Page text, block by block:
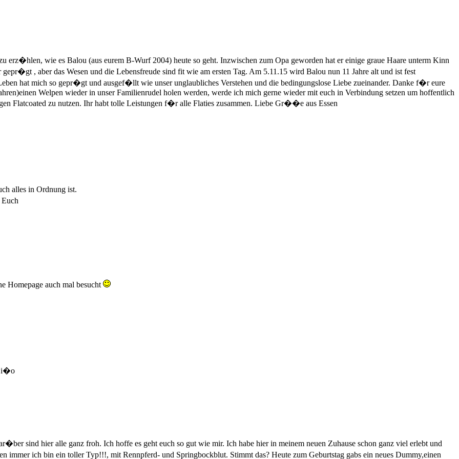
erz�hlen, wie es Balou (aus eurem B-Wurf 2004) heute so geht. Inzwischen zum Opa geworden hat er einige graue Haare unterm Kinn
, aber das Wesen und die Lebensfreude sind fit wie am ersten Tag. Am 5.11.15 wird Balou nun 11 Jahre alt und ist fest
hat mich so gepr�gt und ausgef�llt wie unser unglaubliches Verstehen und die bedingungslose Liebe zueinander. Danke f�r eure
Welpen wieder in unser Familienrudel holen werden, werde ich mich gerne wieder mit euch in Verbindung setzen um hoffentlich
Flatcoated zu nutzen. Ihr habt tolle Leistungen f�r alle Flaties zusammen. Liebe Gr��e aus Essen
alles in Ordnung ist.
Homepage auch mal besucht
sind hier alle ganz froh. Ich hoffe es geht euch so gut wie mir. Ich habe hier in meinem neuen Zuhause schon ganz viel erlebt und
ich bin ein toller Typ!!!, mit Rennpferd- und Springbockblut. Stimmt das? Heute zum Geburtstag gabs ein neues Dummy,einen